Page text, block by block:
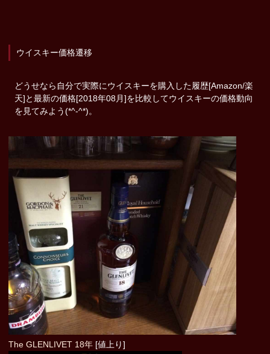
ウイスキー価格遷移
どうせなら自分で実際にウイスキーを購入した履歴[Amazon/楽
天]と最新の価格[2018年08月]を比較してウイスキーの価格動向
を見てみよう(*^-^*)。
The GLENLIVET 18年 [値上り]